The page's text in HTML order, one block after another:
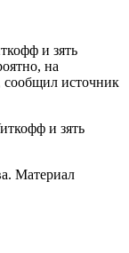
и зять
на
сообщил источник
и зять
Материал